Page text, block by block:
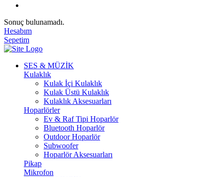
Sonuç bulunamadı.
Hesabım
Sepetim
SES & MÜZİK
Kulaklık
Kulak İçi Kulaklık
Kulak Üstü Kulaklık
Kulaklık Aksesuarları
Hoparlörler
Ev & Raf Tipi Hoparlör
Bluetooth Hoparlör
Outdoor Hoparlör
Subwoofer
Hoparlör Aksesuarları
Pikap
Mikrofon